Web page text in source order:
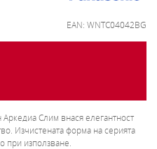
EAN: WNTC04042BG
Слим внася елегантност
Изчистената форма на серията
при използване.